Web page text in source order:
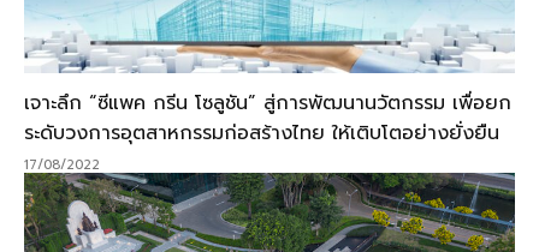
เจาะลึก “ซีแพค กรีน โซลูชัน” สู่การพัฒนานวัตกรรม เพื่อยก
ระดับวงการอุตสาหกรรมก่อสร้างไทย ให้เติบโตอย่างยั่งยืน
17/08/2022